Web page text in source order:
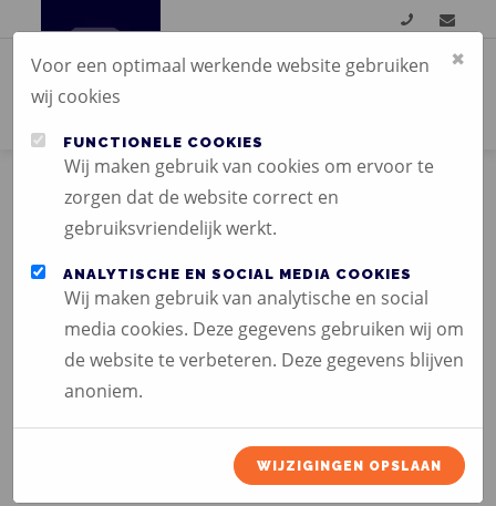
DE NOTARISKLERK
De Notarisklerk
×
Voor een optimaal werkende website gebruiken
wij cookies
FUNCTIONELE COOKIES
Wij maken gebruik van cookies om ervoor te
zorgen dat de website correct en
gebruiksvriendelijk werkt.
ANALYTISCHE EN SOCIAL MEDIA COOKIES
Wij maken gebruik van analytische en social
media cookies. Deze gegevens gebruiken wij om
de website te verbeteren. Deze gegevens blijven
anoniem.
WIJZIGINGEN OPSLAAN